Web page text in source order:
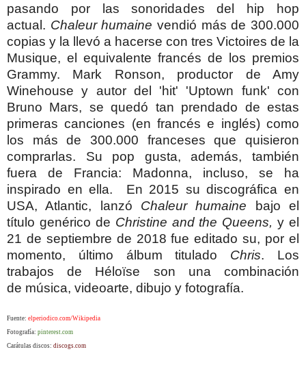
pasando por las sonoridades del hip hop
actual. Chaleur humainevendió más de 300.000
copias y la llevó a hacerse con tres Victoires de la
Musique, el equivalente francés de los premios
Grammy.
Mark Ronson, productor de Amy
Winehouse y autor del 'hit' 'Uptown funk' con
Bruno Mars, se quedó tan prendado de estas
primeras canciones (en francés e inglés) como
los más de 300.000 franceses que quisieron
comprarlas. Su pop gusta, además, también
fuera de Francia: Madonna, incluso, se ha
inspirado en ella. En 2015 su discográfica en
USA, Atlantic, lanzó Chaleur humaine bajo el
título genérico de Christine and the Queens,y el
21 de septiembre de 2018 fue editado su, por el
momento, último álbum titulado Chris. Los
trabajos de Héloïse son una combinación
de música, videoarte, dibujo y fotografía.
Fuente: elperiodico.com/Wikipedia
Fotografía: pinterest.com
Carátulas discos: discogs.com